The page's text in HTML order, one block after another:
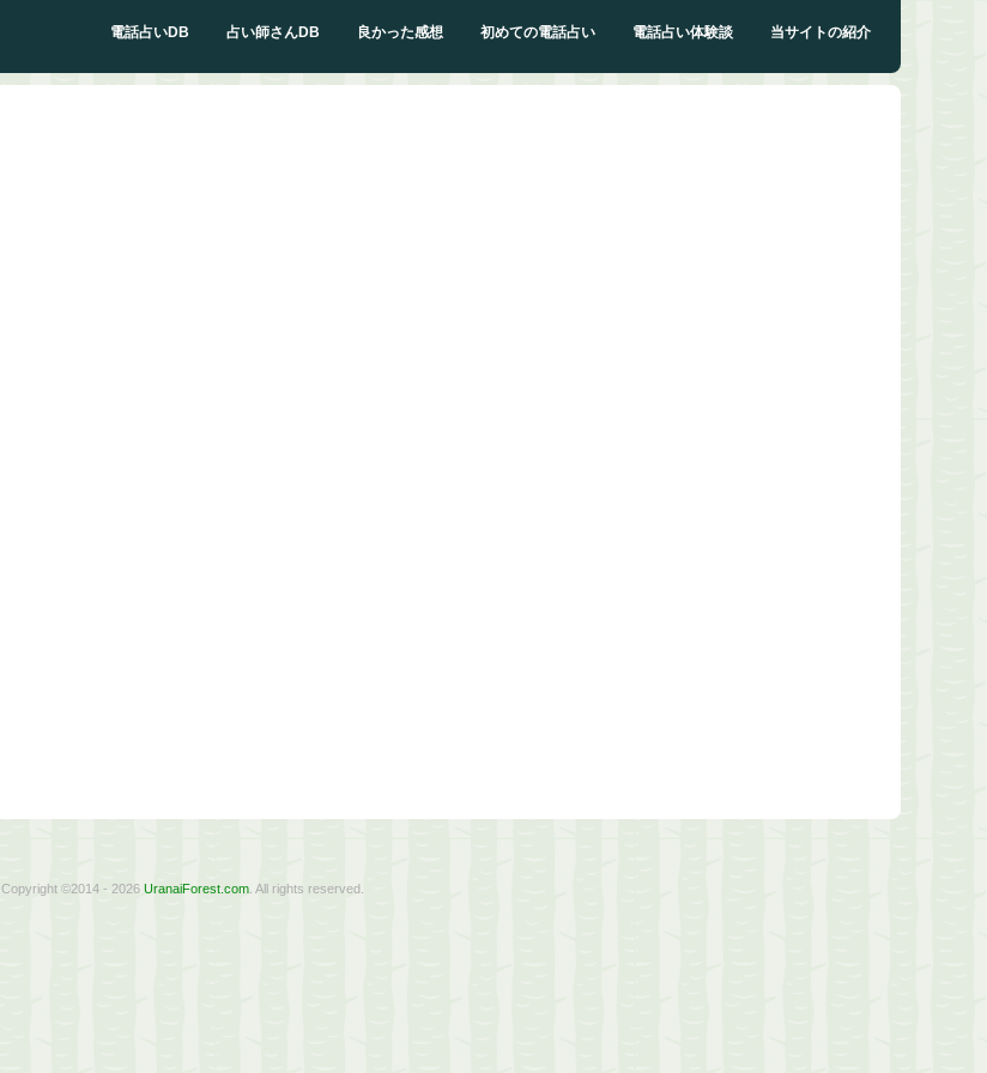
電話占いDB 占い師さんDB 良かった感想 初めての電話占い 電話占い体験談 当サイトの紹介
Copyright ©2014 - 2026 UranaiForest.com. All rights reserved.